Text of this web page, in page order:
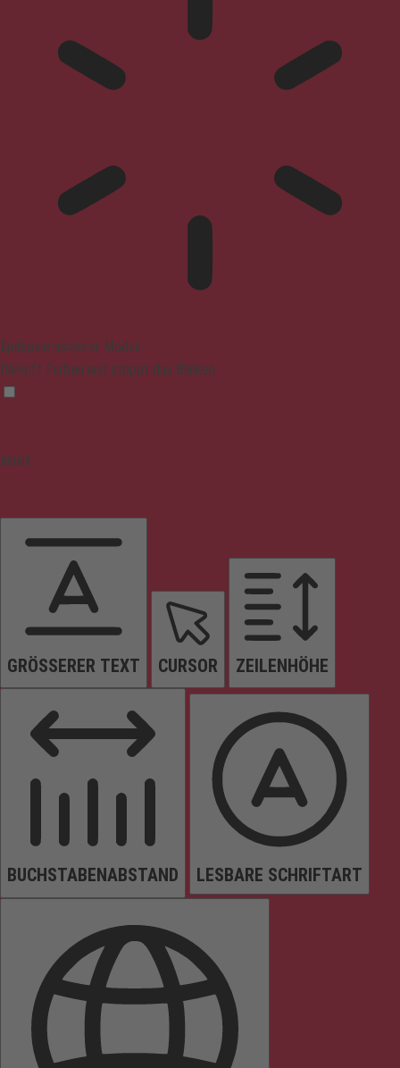
Epilepsie-sicherer Modus
Dämpft Farben und stoppt das Blinken
Inhalt
GRÖSSERER TEXT CURSOR ZEILENHÖHE
BUCHSTABENABSTAND LESBARE SCHRIFTART